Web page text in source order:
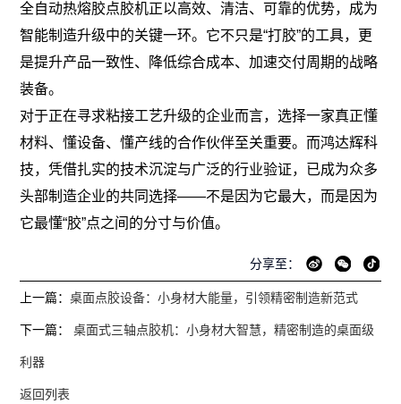
全自动热熔胶点胶机正以高效、清洁、可靠的优势，成为
智能制造升级中的关键一环。它不只是“打胶”的工具，更
是提升产品一致性、降低综合成本、加速交付周期的战略
装备。
对于正在寻求粘接工艺升级的企业而言，选择一家真正懂
材料、懂设备、懂产线的合作伙伴至关重要。而鸿达辉科
技，凭借扎实的技术沉淀与广泛的行业验证，已成为众多
头部制造企业的共同选择——不是因为它最大，而是因为
它最懂“胶”点之间的分寸与价值。
分享至：
上一篇：桌面点胶设备：小身材大能量，引领精密制造新范式
下一篇：桌面式三轴点胶机：小身材大智慧，精密制造的桌面级
利器
返回列表